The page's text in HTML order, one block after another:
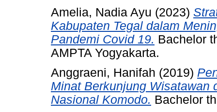
Amelia, Nadia Ayu (2023)
Kabupaten Tegal dalam
Pandemi Covid 19. Bachelor
AMPTA Yogyakarta.
Anggraeni, Hanifah (2019)
Minat Berkunjung Wisatawan
Nasional Komodo. Bachelor